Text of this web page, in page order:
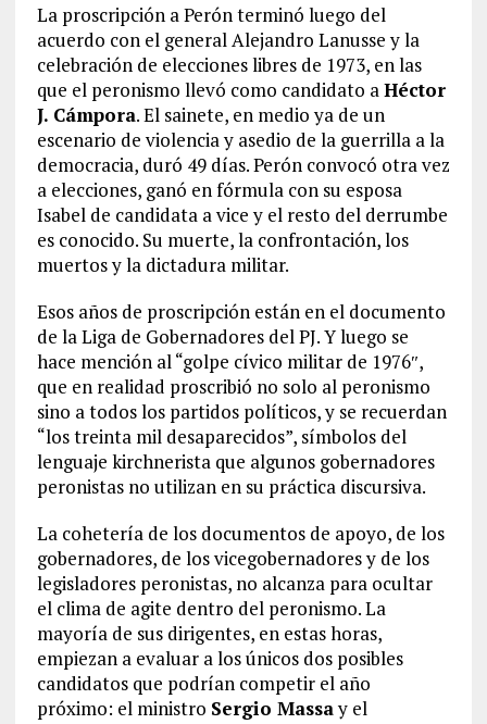
La proscripción a Perón terminó luego del
acuerdo con el general Alejandro Lanusse y la
celebración de elecciones libres de 1973, en las
que el peronismo llevó como candidato aHéctor
J. Cámpora. El sainete, en medio ya de un
escenario de violencia y asedio de la guerrilla a la
democracia, duró 49 días. Perón convocó otra vez
a elecciones, ganó en fórmula con su esposa
Isabel de candidata a vice y el resto del derrumbe
es conocido. Su muerte, la confrontación, los
muertos y la dictadura militar.
Esos años de proscripción están en el documento
de la Liga de Gobernadores del PJ. Y luego se
hace mención al “golpe cívico militar de 1976″,
que en realidad proscribió no solo al peronismo
sino a todos los partidos políticos, y se recuerdan
“los treinta mil desaparecidos”, símbolos del
lenguaje kirchnerista que algunos gobernadores
peronistas no utilizan en su práctica discursiva.
La cohetería de los documentos de apoyo, de los
gobernadores, de los vicegobernadores y de los
legisladores peronistas, no alcanza para ocultar
el clima de agite dentro del peronismo. La
mayoría de sus dirigentes, en estas horas,
empiezan a evaluar a los únicos dos posibles
candidatos que podrían competir el año
próximo: el ministro Sergio Massay el